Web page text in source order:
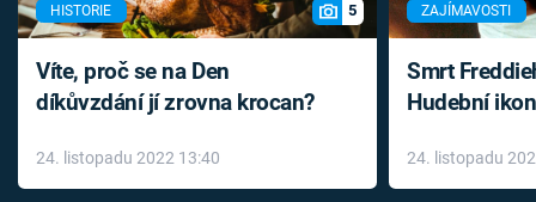
HISTORIE 5
Víte, proč se na Den
díkůvzdání jí zrovna krocan?
24. listopadu 2022 13:40
ZAJÍMAVOSTI
Smrt
Hudební
léky
24. listopadu